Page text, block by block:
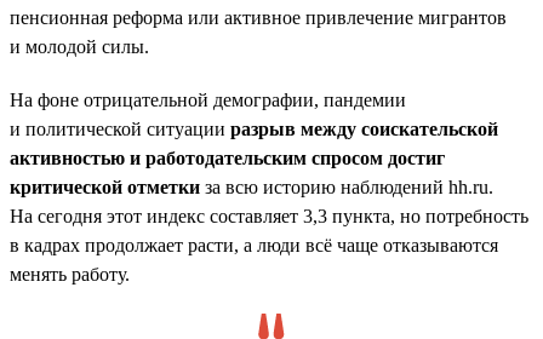
пенсионная реформа или активное привлечение мигрантов
и молодой силы.
На фоне отрицательной демографии, пандемии
и политической ситуации разрыв между соискательской
активностью и работодательским спросом достиг
критической отметки за всю историю наблюдений hh.ru.
На сегодня этот индекс составляет 3,3 пункта, но потребность
в кадрах продолжает расти, а люди всё чаще отказываются
менять работу.